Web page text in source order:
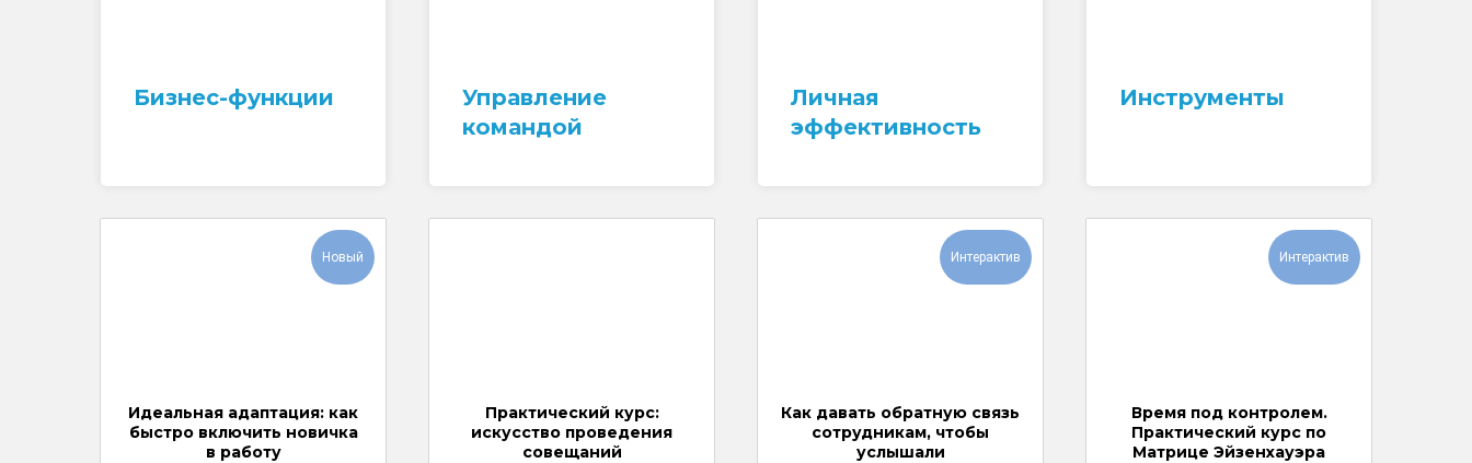
Бизнес-функции
Управление
командой
Личная
эффективность
Инструменты
Новый
Идеальная адаптация: как
быстро включить новичка
в работу
Практический курс:
искусство проведения
совещаний
Интерактив
Как давать обратную связь
сотрудникам, чтобы
услышали
Интерактив
Время под контролем.
Практический курс по
Матрице Эйзенхауэра